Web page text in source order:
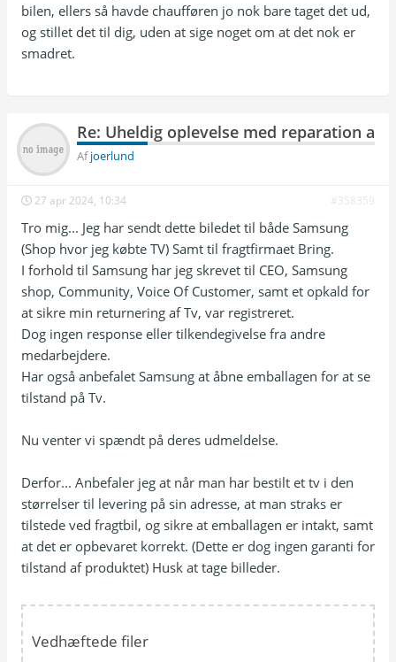
bilen, ellers så havde chaufføren jo nok bare taget det ud,
og stillet det til dig, uden at sige noget om at det nok er
smadret.
Re: Uheldig oplevelse med reparation af
Afjoerlund
27 apr 2024, 10:34 #358359
Tro mig... Jeg har sendt dette biledet til både Samsung
(Shop hvor jeg købte TV) Samt til fragtfirmaet Bring.
I forhold til Samsung har jeg skrevet til CEO, Samsung
shop, Community, Voice Of Customer, samt et opkald for
at sikre min returnering af Tv, var registreret.
Dog ingen response eller tilkendegivelse fra andre
medarbejdere.
Har også anbefalet Samsung at åbne emballagen for at se
tilstand på Tv.
Nu venter vi spændt på deres udmeldelse.
Derfor... Anbefaler jeg at når man har bestilt et tv i den
størrelser til levering på sin adresse, at man straks er
tilstede ved fragtbil, og sikre at emballagen er intakt, samt
at det er opbevaret korrekt. (Dette er dog ingen garanti for
tilstand af produktet) Husk at tage billeder.
Vedhæftede filer